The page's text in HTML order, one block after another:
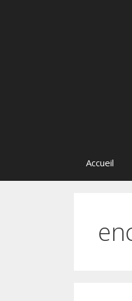
Accueil